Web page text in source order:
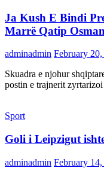
Ja Kush E Bindi
Marrë Qatip
adminadmin February
Skuadra e njohur
postin e trajnerit
Sport
Goli i Leipzigut
adminadmin February